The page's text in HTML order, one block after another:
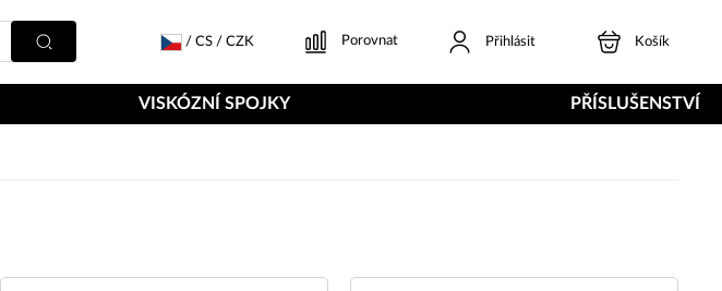
/ CS / CZK Porovnat Přihlásit Košík
VISKÓZNÍ SPOJKY PŘÍSLUŠENSTVÍ